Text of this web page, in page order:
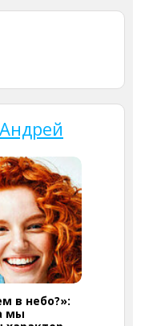
в небо?»:
мы